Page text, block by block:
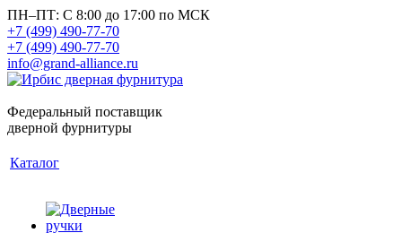
ПН–ПТ: С 8:00 до 17:00 по МСК
+7 (499) 490-77-70
+7 (499) 490-77-70
info@grand-alliance.ru
Федеральный поставщик
дверной фурнитуры
Каталог